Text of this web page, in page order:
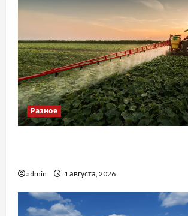
Разное
admin 1 августа, 2026